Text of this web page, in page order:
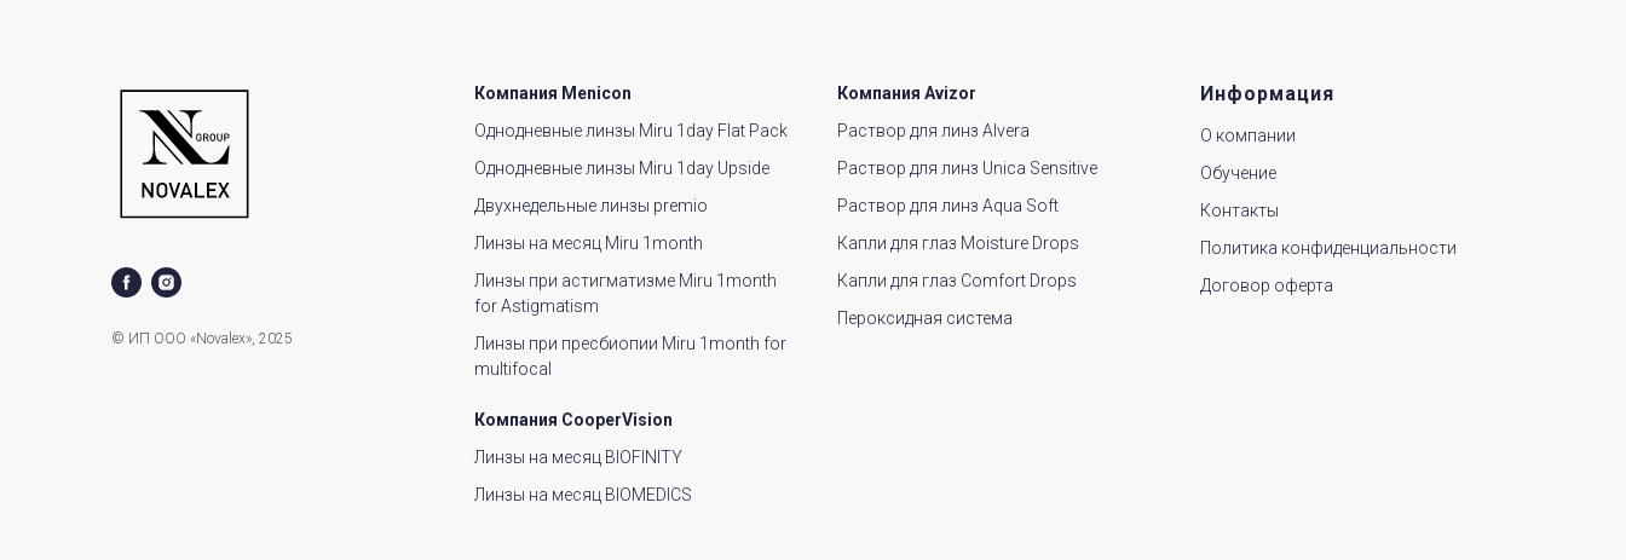
© ИП ООО «Novalex», 2025
Компания Menicon
Однодневные линзы Miru 1day Flat Pack
Однодневные линзы Miru 1day Upside
Двухнедельные линзы premio
Линзы на месяц Miru 1month
Линзы при астигматизме Miru 1month
for Astigmatism
Линзы при пресбиопии Miru 1month for
multifocal
Компания CooperVision
Линзы на месяц BIOFINITY
Линзы на месяц BIOMEDICS
Компания Avizor
Раствор для линз Alvera
Раствор для линз Unica Sensitive
Раствор для линз Aqua Soft
Капли для глаз Moisture Drops
Капли для глаз Comfort Drops
Пероксидная система
Информация
О компании
Обучение
Контакты
Политика конфиденциальности
Договор оферта